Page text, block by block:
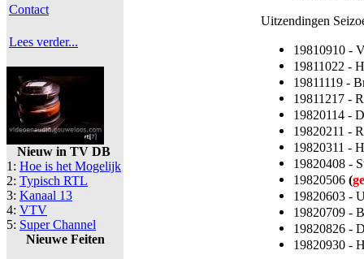
Contact
Lees verder...
Nieuw in TV DB
1: Hoe is het Mogelijk
2: Typisch RTL
3: Kanaal 13
4: VTV
5: Super Channel
Nieuwe Feiten
Uitzendingen
19810910 -
19811022 -
19811119 -
19811217 -
19820114 -
19820211 -
19820311 -
19820408 -
19820506 (
19820603 -
19820709 -
19820826 -
19820930 -